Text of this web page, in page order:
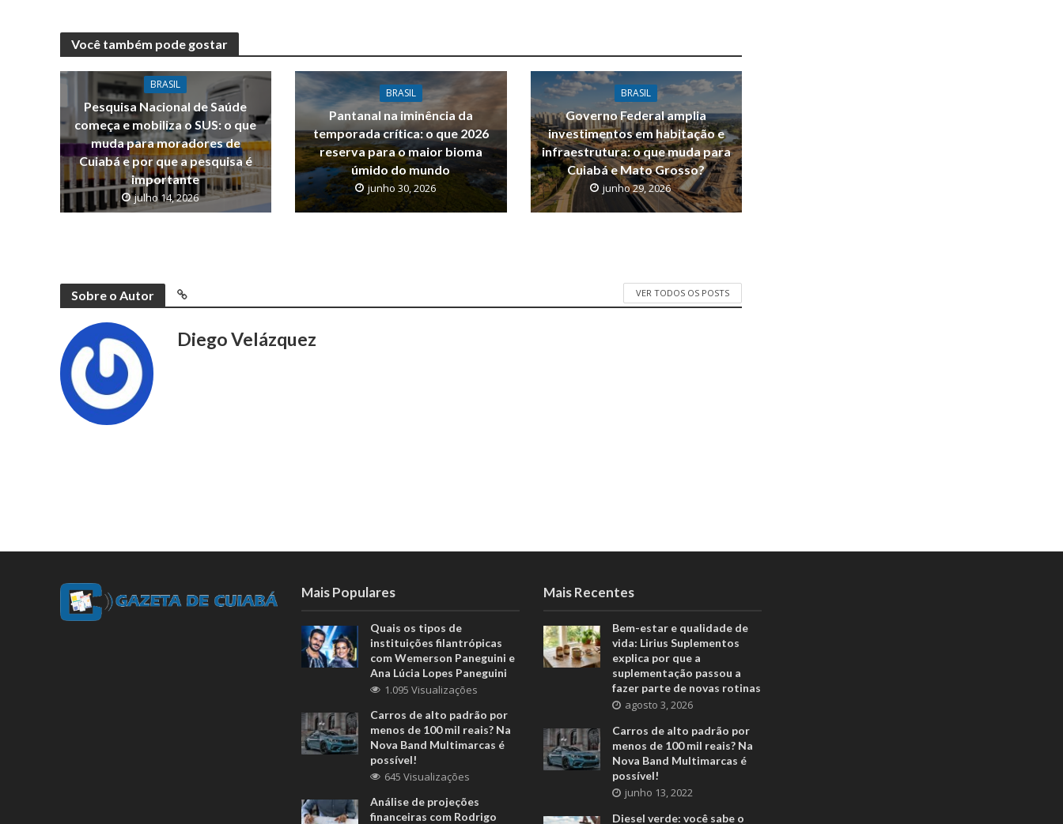
Você também pode gostar
BRASIL
Pesquisa Nacional de Saúde
começa e mobiliza o SUS: o que
muda para moradores de
Cuiabá e por que a pesquisa é
importante
julho 14, 2026
BRASIL
Pantanal na iminência da
temporada crítica: o que 2026
reserva para o maior bioma
úmido do mundo
junho 30, 2026
BRASIL
Governo Federal amplia
investimentos em habitação e
infraestrutura: o que muda para
Cuiabá e Mato Grosso?
junho 29, 2026
Sobre o Autor VER TODOS OS POSTS
Diego Velázquez
Mais Populares
Quais os tipos de
instituições filantrópicas
com Wemerson Paneguini e
Ana Lúcia Lopes Paneguini
1.095 Visualizações
Carros de alto padrão por
menos de 100 mil reais? Na
Nova Band Multimarcas é
possível!
645 Visualizações
Análise de projeções
financeiras com Rodrigo
Mais Recentes
Bem-estar e qualidade de
vida: Lirius Suplementos
explica por que a
suplementação passou a
fazer parte de novas rotinas
agosto 3, 2026
Carros de alto padrão por
menos de 100 mil reais? Na
Nova Band Multimarcas é
possível!
junho 13, 2022
Diesel verde: você sabe o